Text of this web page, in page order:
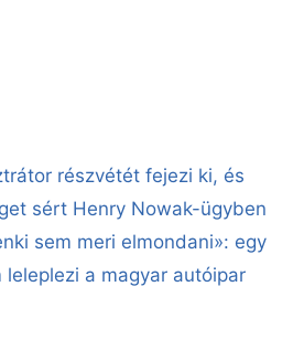
részvétét fejezi ki, és
sért Henry Nowak-ügyben
sem meri elmondani»: egy
a magyar autóipar